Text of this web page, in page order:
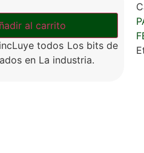
al carrito
todos Los bits de
en La industria.